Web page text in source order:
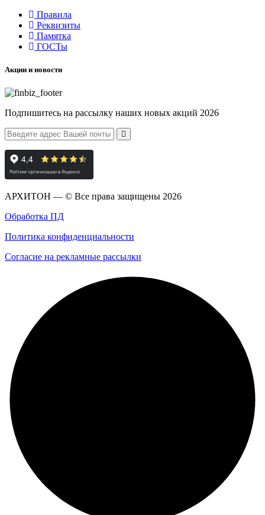
Правила
Реквизиты
Памятка
ГОСТы
Акции и новости
Подпишитесь на рассылку наших новых акций 2026
АРХИТОН — © Все права защищены 2026
Обработка ПД
Политика конфиденциальности
Согласие на рекламные рассылки